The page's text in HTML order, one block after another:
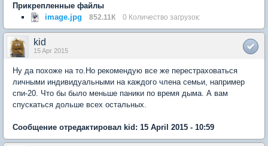
Прикрепленные файлы
image.jpg
852.11К 0 Количество загрузок:
kid
15 Apr 2015
Ну да похоже на то.Но рекомендую все же перестраховаться
личными индивидуальными на каждого члена семьи, например
спи-20. Что бы было меньше паники по время дыма. А вам
спускаться дольше всех остальных.
Сообщение отредактировал kid: 15 April 2015 - 10:59